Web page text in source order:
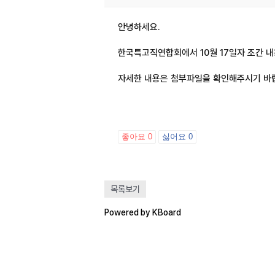
안녕하세요.
한국특고직연합회에서 10월 17일자 조간
자세한 내용은 첨부파일을 확인해주시기 바
좋아요 0 싫어요 0
목록보기
Powered by KBoard